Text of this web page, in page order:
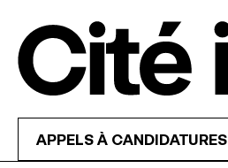
APPELS À CANDIDATURES